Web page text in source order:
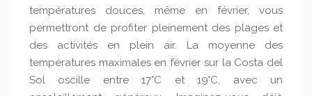
températures douces, même en février, vous
permettront de profiter pleinement des plages et
des activités en plein air. La moyenne des
températures maximales en février sur la Costa del
Sol oscille entre 17°C et 19°C, avec un